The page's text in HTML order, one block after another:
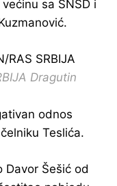
sa SNSD i
Dragutin
odnos
Teslića.
Davor Šešić od